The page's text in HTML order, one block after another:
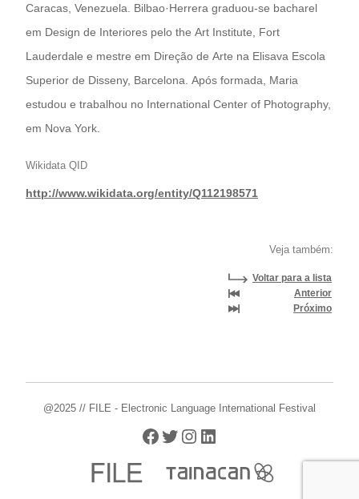
Caracas, Venezuela. Bilbao·Herrera graduou-se bacharel
em Design de Interiores pelo the Art Institute, Fort
Lauderdale e mestre em Direção de Arte na Elisava Escola
Superior de Disseny, Barcelona. Após formada, Maria
estudou e trabalhou no International Center of Photography,
em Nova York.
Wikidata QID
http://www.wikidata.org/entity/Q112198571
Veja também:
Voltar para a lista
Anterior
Próximo
@2025 // FILE - Electronic Language International Festival
Facebook
Twitter
Instagram
LinkedIn